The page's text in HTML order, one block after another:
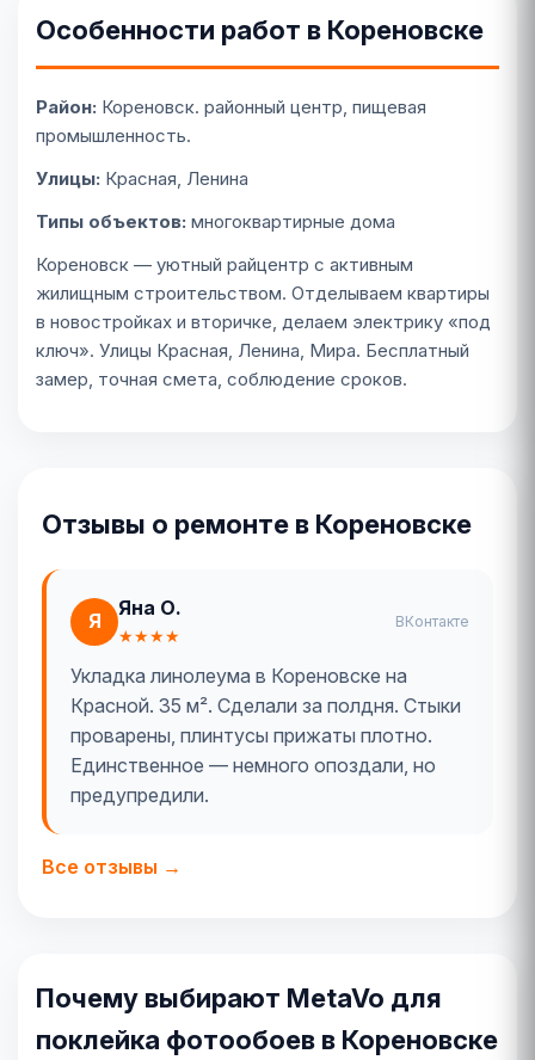
Особенности работ в Кореновске
Район: Кореновск. районный центр, пищевая
промышленность.
Улицы: Красная, Ленина
Типы объектов: многоквартирные дома
Кореновск — уютный райцентр с активным
жилищным строительством. Отделываем квартиры
в новостройках и вторичке, делаем электрику «под
ключ». Улицы Красная, Ленина, Мира. Бесплатный
замер, точная смета, соблюдение сроков.
Отзывы о ремонте в Кореновске
Я
Яна О.
★★★★
ВКонтакте
Укладка линолеума в Кореновске на
Красной. 35 м². Сделали за полдня. Стыки
проварены, плинтусы прижаты плотно.
Единственное — немного опоздали, но
предупредили.
Все отзывы →
Почему выбирают MetaVo для
поклейка фотообоев в Кореновске